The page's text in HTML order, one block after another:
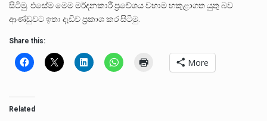
සිටිමු. එසේම මෙම මර්දනකාරී ප්‍රවේශය වහාම හකුළාගත යුතු බව
ආණ්ඩුවට ඉතා දැඩිව ප්‍රකාශ කර සිටිමු.
Share this:
More
Related